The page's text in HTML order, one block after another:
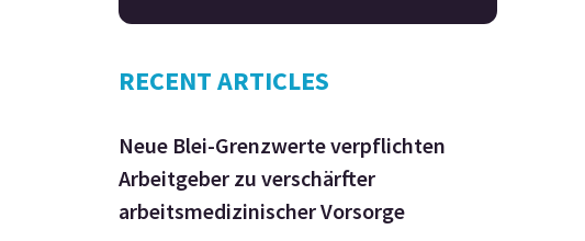
RECENT ARTICLES
Neue Blei-Grenzwerte verpflichten
Arbeitgeber zu verschärfter
arbeitsmedizinischer Vorsorge